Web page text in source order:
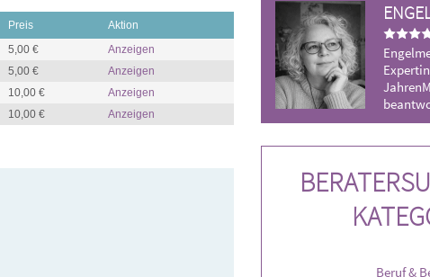
Preis
Aktion
5,00 €
Anzeigen
5,00 €
Anzeigen
10,00 €
Anzeigen
10,00 € Anzeigen
ENGELHERZ
Engelmedium und
ExpertinSeit über 24
JahrenMit Herz
beantworte ich
Rundumblick und auch kurz Lesungen
Beruf &